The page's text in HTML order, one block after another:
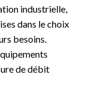
industrielle,
dans le choix
besoins.
de débit